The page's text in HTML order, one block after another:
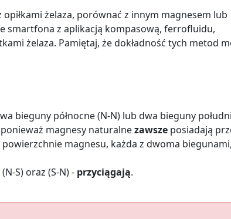
żelaza, porównać z innym magnesem lub
smartfona z aplikacją kompasową, ferrofluidu,
żelaza. Pamiętaj, że dokładność tych metod
bieguny północne (N-N) lub dwa bieguny
magnesy naturalnezawsze posiadają
magnesu, każda z dwoma
S) oraz (S-N) - przyciągają.